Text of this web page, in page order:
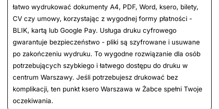
łatwo wydrukować dokumenty A4, PDF, Word, ksero, bilety,
CV czy umowy, korzystając z wygodnej formy płatności -
BLIK, kartą lub Google Pay. Usługa druku cyfrowego
gwarantuje bezpieczeństwo - pliki są szyfrowane i usuwane
po zakończeniu wydruku. To wygodne rozwiązanie dla osób
potrzebujących szybkiego i łatwego dostępu do druku w
centrum Warszawy. Jeśli potrzebujesz drukować bez
komplikacji, ten punkt ksero Warszawa w Żabce spełni Twoje
oczekiwania.